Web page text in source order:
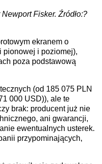
Fisker. Źródło:?
ekranem o
pionowej i poziomej),
poza podstawową
(od 185 075 PLN
000 USD)), ale te
brak: producent już nie
ani gwarancji,
ewentualnych usterek.
przypominających,